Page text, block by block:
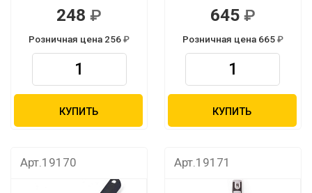
248
Розничная цена 256
КУПИТЬ
645
Розничная цена 665
КУПИТЬ
Арт.19170 Арт.19171